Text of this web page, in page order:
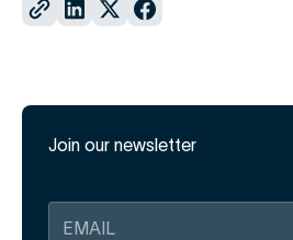
Join our newsletter